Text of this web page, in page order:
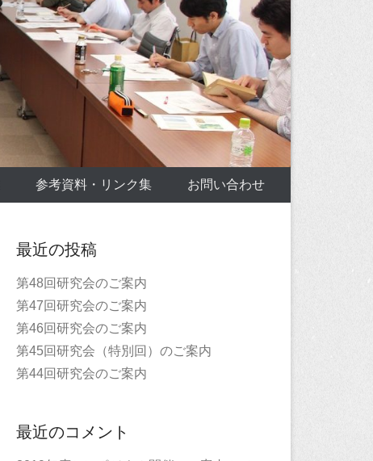
参考資料・リンク集 お問い合わせ
最近の投稿
第48回研究会のご案内
第47回研究会のご案内
第46回研究会のご案内
第45回研究会（特別回）のご案内
第44回研究会のご案内
最近のコメント